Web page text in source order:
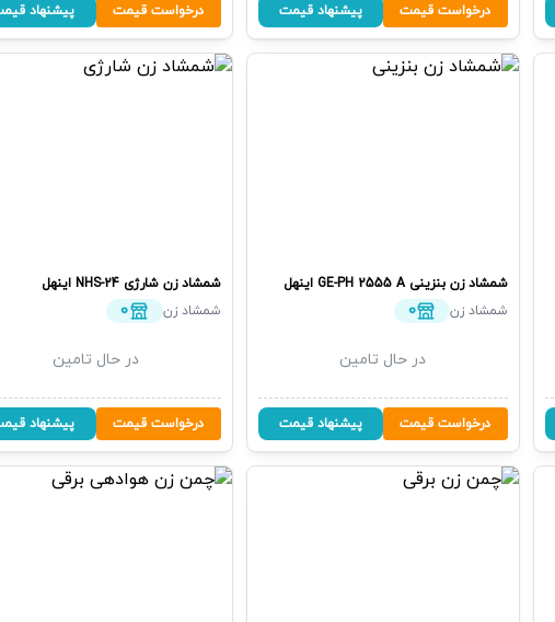
درخواست قیمت پیشنهاد قیمت درخواست قیمت پیشنهاد
شمشاد زن بنزینی GE-PH 2555 A اینهل
شمشاد زن
0
در حال تامین
درخواست قیمت پیشنهاد قیمت
شمشاد زن شارژی NHS-24 اینهل
شمشاد زن
0
در حال تامین
درخواست قیمت پیشنهاد